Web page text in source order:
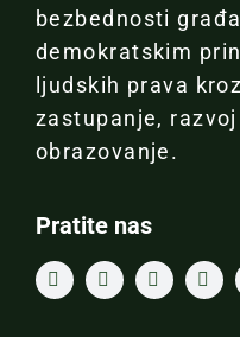
bezbednosti
demokratskim
ljudskih prava
zastupanje,
obrazovanje.
Pratite nas